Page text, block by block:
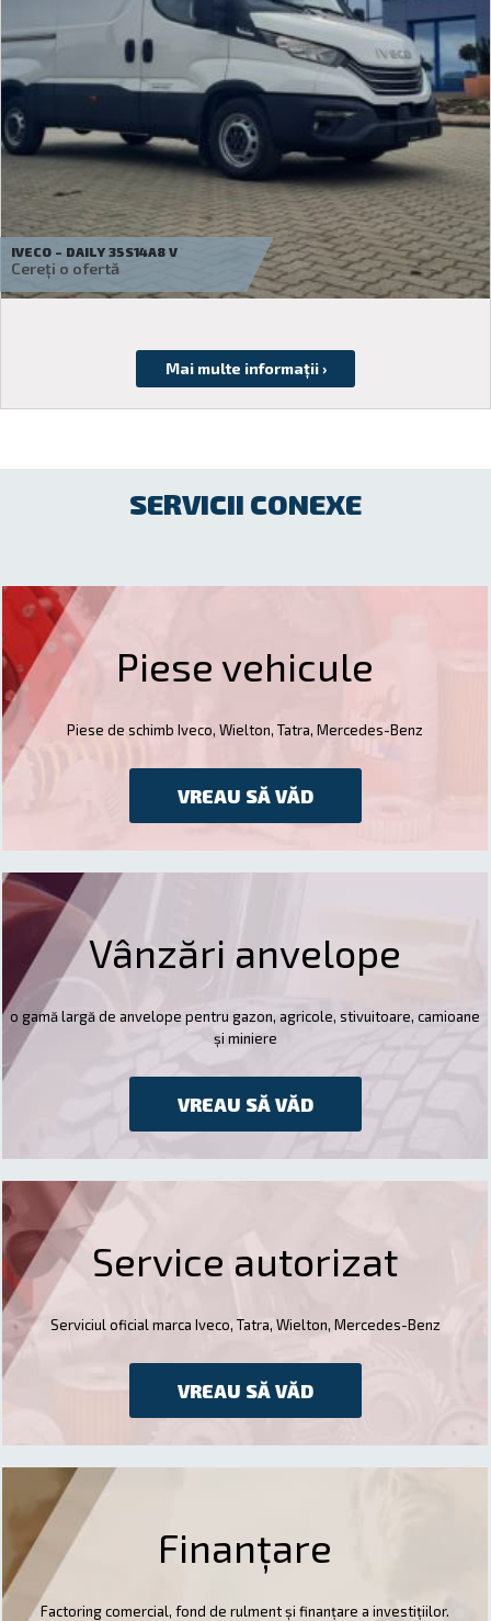
IVECO – DAILY 35C18H
Cereți o ofertă
SERVICII CONEXE
Piese vehicule
Piese de schimb Iveco, Wielton, Tatra, Mercedes-Benz
VREAU SĂ VĂD
Vânzări anvelope
o gamă largă de anvelope pentru gazon, agricole, stivuitoare, camioane
și miniere
VREAU SĂ VĂD
Service autorizat
Serviciul oficial marca Iveco, Tatra, Wielton, Mercedes-Benz
VREAU SĂ VĂD
Finanțare
Factoring comercial, fond de rulment și finanțare a investițiilor.